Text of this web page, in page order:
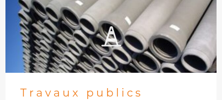
Travaux publics